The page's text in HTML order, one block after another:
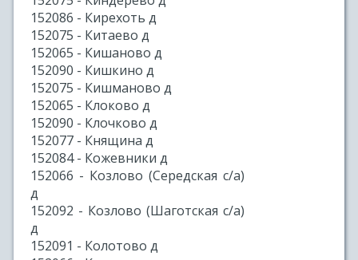
152086 - Кирехоть д
152075 - Китаево д
152065 - Кишаново д
152090 - Кишкино д
152075 - Кишманово д
152065 - Клоково д
152090 - Клочково д
152077 - Княщина д
152084 - Кожевники д
152066 - Козлово (Середская с/а)
д
152092 - Козлово (Шаготская с/а)
д
152091 - Колотово д